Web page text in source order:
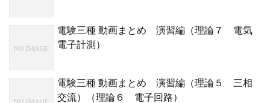
電験三種 動画まとめ 演習編（理論７ 電気
電子計測）
電験三種 動画まとめ 演習編（理論５ 三相
交流）（理論６ 電子回路）